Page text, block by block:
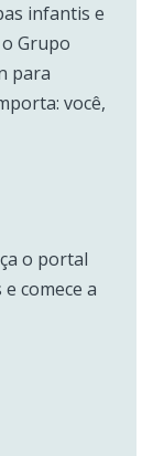
infantis e
Grupo
para
você,
o portal
comece a